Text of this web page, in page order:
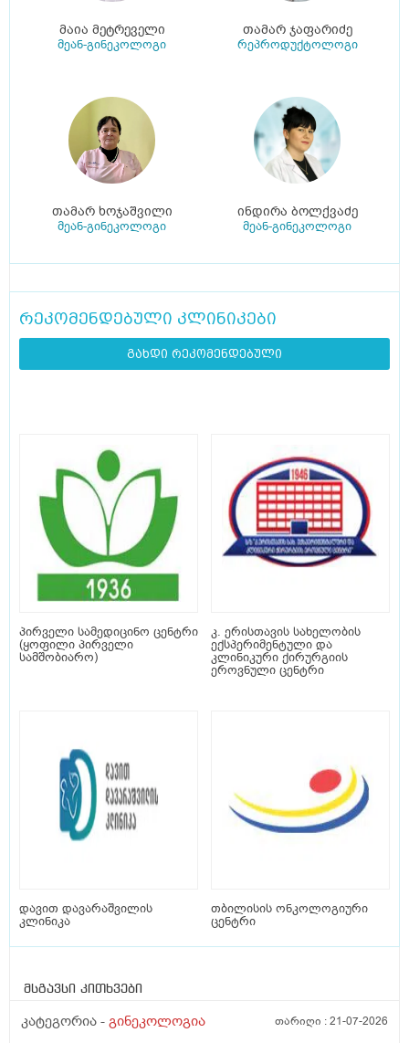
მაია მეტრეველი
მეან-გინეკოლოგი
თამარ ჯაფარიძე
რეპროდუქტოლოგი
თამარ ხოჯაშვილი
მეან-გინეკოლოგი
ინდირა ბოლქვაძე
მეან-გინეკოლოგი
რეკომენდებული კლინიკები
გახდი რეკომენდებული
პირველი სამედიცინო ცენტრი
(ყოფილი პირველი
სამშობიარო)
კ. ერისთავის სახელობის
ექსპერიმენტული და
კლინიკური ქირურგიის
ეროვნული ცენტრი
დავით დავარაშვილის
კლინიკა
თბილისის ონკოლოგიური
ცენტრი
მსგავსი კითხვები
კატეგორია - გინეკოლოგია თარიღი :21-07-2026